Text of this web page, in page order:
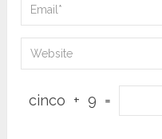
cinco + 9 =